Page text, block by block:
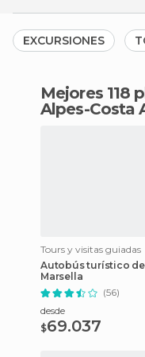
EXCURSIONES
Mejores 118 planes en Provenza-
Alpes-Costa
Tours y visitas guiadas
Autobús turístico de
Marsella
(56)
desde
$69.037